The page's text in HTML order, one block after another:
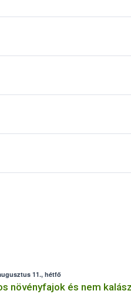
11., hétfő
növényfajok és nem